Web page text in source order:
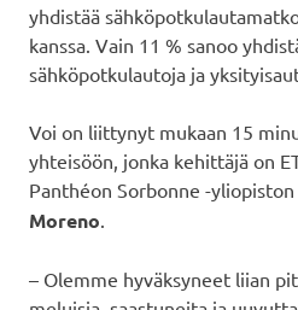
yhdistää
kanssa. Vain 11 % sanoo
sähköpotkulautoja ja
Voi on liittynyt mukaan 15
yhteisöön, jonka kehittäjä on
Panthéon Sorbonne -
Moreno
– Olemme hyväksyneet liian